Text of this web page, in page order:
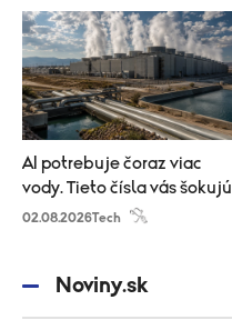
AI potrebuje čoraz viac
vody. Tieto čísla vás šokujú
02.08.2026Tech
Noviny.sk